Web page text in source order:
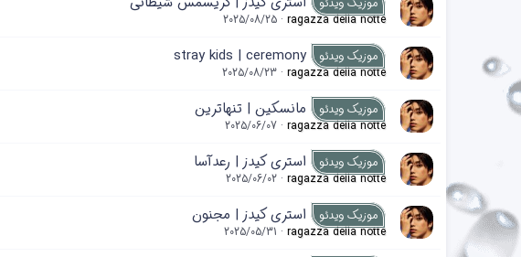
ragazza della notte
2025/08/25
موزیک ویدئو stray kids | ceremony
ragazza della notte
2025/08/23
موزیک ویدئو مانسکین | تنهاترین
ragazza della notte
2025/06/07
موزیک ویدئو استری کیدز | رعدآسا
ragazza della notte
2025/06/02
موزیک ویدئو استری کیدز | مجنون
ragazza della notte
2025/05/31